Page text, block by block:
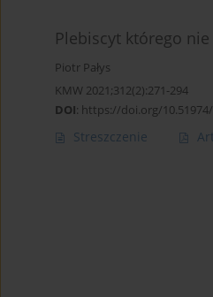
Plebiscyt którego nie
Piotr Pałys
KMW 2021;312(2):271-294
DOI: https://doi.org/
Streszczenie